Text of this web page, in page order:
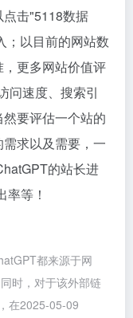
击"5118数据
；以目前的网站数
更多网站价值评
问速度、搜索引
要评估一个站的
求以及需要，一
的站长进
等！
都来源于网
时，对于该外部链
在2025-05-09